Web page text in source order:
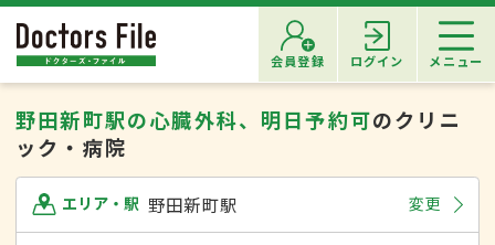
会員登録 ログイン メニュー
野田新町駅の心臓外科、明日予約可のクリニ
ック・病院
エリア・駅 野田新町駅 変更